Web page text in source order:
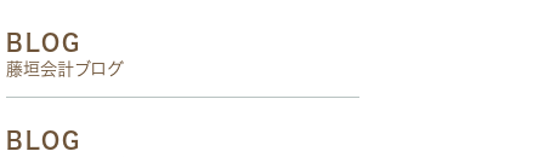
BLOG
藤垣会計ブログ
BLOG